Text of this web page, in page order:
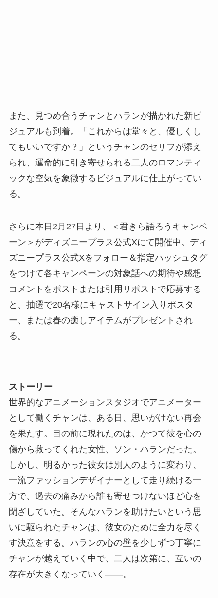
また、見つめ合うチャンとハランが描かれた新ビ
ジュアルも到着。「これからは堂々と、優しくし
てもいいですか？」というチャンのセリフが添え
られ、運命的に引き寄せられる二人のロマンティ
ックな空気を象徴するビジュアルに仕上がってい
る。
さらに本日2月27日より、＜君きら語ろうキャンペ
ーン＞がディズニープラス公式Xにて開催中。ディ
ズニープラス公式Xをフォロー＆指定ハッシュタグ
をつけて各キャンペーンの対象話への期待や感想
コメントをポストまたは引用リポストで応募する
と、抽選で20名様にキャストサイン入りポスタ
ー、または春の癒しアイテムがプレゼントされ
る。
ストーリー
世界的なアニメーションスタジオでアニメーター
として働くチャンは、ある日、思いがけない再会
を果たす。目の前に現れたのは、かつて彼を心の
傷から救ってくれた女性、ソン・ハランだった。
しかし、明るかった彼女は別人のように変わり、
一流ファッションデザイナーとして走り続ける一
方で、過去の痛みから誰も寄せつけないほど心を
閉ざしていた。そんなハランを助けたいという思
いに駆られたチャンは、彼女のために全力を尽く
す決意をする。ハランの心の壁を少しずつ丁寧に
チャンが越えていく中で、二人は次第に、互いの
存在が大きくなっていく――。